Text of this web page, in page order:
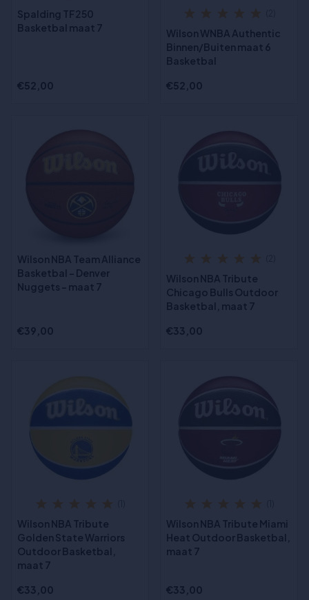
Spalding TF250
Basketbal maat 7
€52,00
Wilson WNBA Authentic
Binnen/Buiten maat 6
Basketbal
€52,00
Wilson NBA Team Alliance
Basketbal - Denver
Nuggets - maat 7
€39,00
Wilson NBA Tribute
Chicago Bulls Outdoor
Basketbal, maat 7
€33,00
Wilson NBA Tribute
Golden State Warriors
Outdoor Basketbal,
maat 7
€33,00
Wilson NBA Tribute Miami
Heat Outdoor Basketbal,
maat 7
€33,00